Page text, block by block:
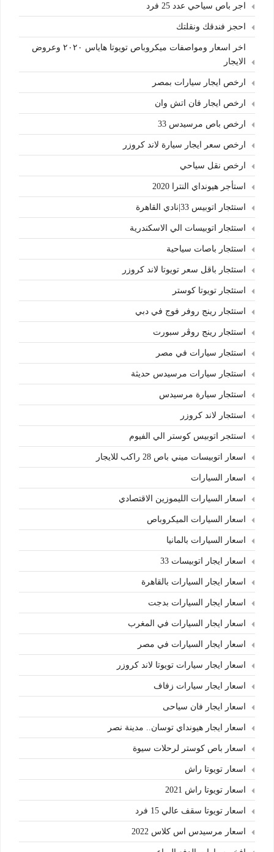
اجر باص سياحي عدد 25 فرد
احجز فندقك ونقلتك
اخر اسعار ومواصفات ميكروباص تويوتا هاياس ٢٠٢٠ وعروض
الايجار
ارخص ايجار سيارات بمصر
ارخص ايجار فان اتش وان
ارخص باص مرسيدس 33
ارخص سعر ايجار سيارة لاند كروزر
ارخص نقل سياحي
استأجر هيونداي النترا 2020
استئجار اتوبيس 33|نادي القاهرة
استئجار اتوبيسات الي الاسكندرية
استئجار باصات سياحية
استئجار باقل سعر تويوتا لاند كروزر
استئجار تويوتا كوستر
استئجار رينج روفر فوج في دبي
استئجار رينج روڤر سبورت
استئجار سيارات في مصر
استئجار سيارات مرسيدس حديثة
استئجار سيارة مرسيدس
استئجار لاند كروزر
استئجر اتوبيس كوستر الي الفيوم
اسعار اتوبيسات ميني باص 28 راكب للايجار
اسعار السيارات
اسعار السيارات الليموزين الاقتصادي
اسعار السيارات الميكروباص
اسعار السيارات بالمانيا
اسعار ايجار اتوبيسات 33
اسعار ايجار السيارات بالقاهرة
اسعار ايجار السيارات بدجت
اسعار ايجار السيارات في المغرب
اسعار ايجار السيارات في مصر
اسعار ايجار سيارات تويوتا لاند كروزر
اسعار ايجار سيارات زفاف
اسعار ايجار فان سياحى
اسعار ايجار هيونداي توسان.. مدينة نصر
اسعار باص كوستر لرحلات سيوة
اسعار تويوتا راش
اسعار تويوتا راش 2021
اسعار تويوتا سقف عالي 15 فرد
اسعار مرسيدس اس كلاس 2022